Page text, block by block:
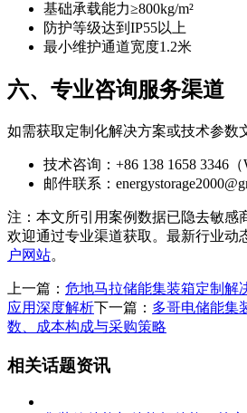
基础承载能力≥800kg/m²
防护等级达到IP55以上
最小维护通道宽度1.2米
六、专业咨询服务渠道
如需获取定制化解决方案或技术参数
技术咨询：+86 138 1658 3346（
邮件联系：
注：本文所引用案例数据已隐去敏感
欢迎通过专业渠道获取。最新行业动
户网站。
上一篇： 危地马拉储能集装箱定制解
应用深度解析下一篇： 多哥电储能集
数、成本构成与采购策略
相关话题资讯